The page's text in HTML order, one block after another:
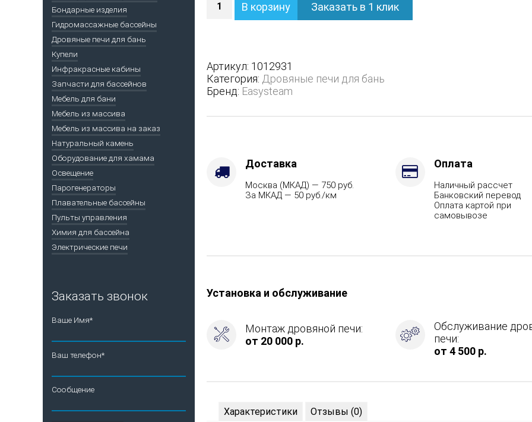
Печь
Геленджик
полноценном
кожухе
-
Марка
Варианты
кожуха
В корзину Заказать в 1 клик
Артикул: 1012931
Категория: Дровяные печи для бань
Бренд: Easysteam
Доставка
Москва (МКАД) — 750 руб.
За МКАД — 50 руб./км
Оплата
Наличный рассчет
Банковский перевод
Оплата картой при
самовывозе
Установка и обслуживание
Монтаж дровяной печи:
от 20 000 р.
Обслуживание
печи:
от 4 500 р.
Характеристики Отзывы (0)
Бондарные изделия
Гидромассажные бассейны
Дровяные печи для бань
Купели
Инфракрасные кабины
Запчасти для бассейнов
Мебель для бани
Мебель из массива
Мебель из массива на заказ
Натуральный камень
Оборудование для хамама
Освещение
Парогенераторы
Плавательные бассейны
Пульты управления
Химия для бассейна
Электрические печи
Заказать звонок
Ваше Имя*
Ваш телефон*
Сообщение